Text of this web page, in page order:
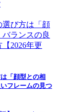
「顔型との相
フレームの見つ